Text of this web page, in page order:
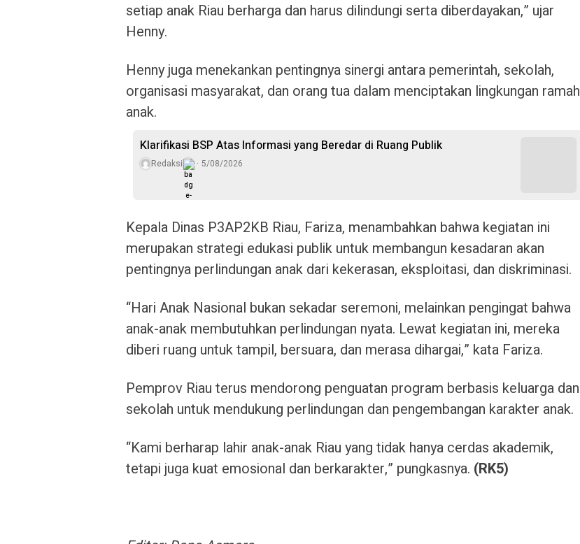
setiap anak Riau berharga dan harus dilindungi serta diberdayakan,” ujar
Henny.
Henny juga menekankan pentingnya sinergi antara pemerintah, sekolah,
organisasi masyarakat, dan orang tua dalam menciptakan lingkungan ramah
anak.
Klarifikasi BSP Atas Informasi yang Beredar di Ruang Publik
Redaksi 5/08/2026
Kepala Dinas P3AP2KB Riau, Fariza, menambahkan bahwa kegiatan ini
merupakan strategi edukasi publik untuk membangun kesadaran akan
pentingnya perlindungan anak dari kekerasan, eksploitasi, dan diskriminasi.
“Hari Anak Nasional bukan sekadar seremoni, melainkan pengingat bahwa
anak-anak membutuhkan perlindungan nyata. Lewat kegiatan ini, mereka
diberi ruang untuk tampil, bersuara, dan merasa dihargai,” kata Fariza.
Pemprov Riau terus mendorong penguatan program berbasis keluarga dan
sekolah untuk mendukung perlindungan dan pengembangan karakter anak.
“Kami berharap lahir anak-anak Riau yang tidak hanya cerdas akademik,
tetapi juga kuat emosional dan berkarakter,” pungkasnya. (RK5)